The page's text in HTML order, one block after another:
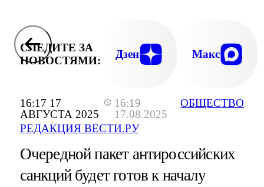
16:17 17
АВГУСТА 2025
16:19
17.08.2025
РЕДАКЦИЯ ВЕСТИ.РУ
ОБЩЕСТВО
СЛЕДИТЕ ЗА
НОВОСТЯМИ:
Дзен Макс
Очередной пакет антироссийских
санкций будет готов к началу